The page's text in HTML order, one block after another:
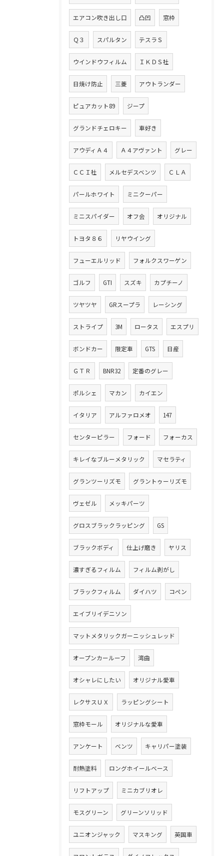
エアコン吹き出し口 凸凹 窓枠
Ｑ３ スパルタン テスラＳ
ウインドウフィルム ＩＫＤＳ社
日焼け防止 三菱 アウトランダー
ピュアカット89 ジープ
グランドチェロキー 車好き
アウディＡ４ Ａ４アヴァント グレー
ＣＣＩ社 メルセデスベンツ ＣＬＡ
パールホワイト ミニクーパー
ミニスパイダー オフ会 オリジナル
トヨタ８６ リヤウイング
フューエルリッド フォルクスワーゲン
ゴルフ GTI スズキ カプチーノ
ツヤツヤ GRスープラ レーシング
ストライプ 3M ロータス エスプリ
ボンドカー 限定車 GTS 日産
ＧＴＲ BNR32 定番のグレー
ポルシェ マカン カイエン
イタリア アルファロメオ 147
センターピラー フォード フォーカス
キレイなブルーメタリック マセラティ
グランツーリズモ グラントゥーリズモ
ヴェゼル メッキパーツ
グロスブラックラッピング GS
ブラックボディ 仕上げ磨き ヤリス
濃すぎるフィルム フィルム剥がし
ブラックフィルム ダイハツ コペン
エイブリイデニソン
マットメタリックガーニッシュレッド
オープンカールーフ 湾曲
オシャレにしたい オリジナル愛車
レクサスＵＸ ラッピングシート
窓枠モール オリジナルな愛車
アンケート ベンツ キャリパー塗装
耐熱塗料 ロングホイールベース
リフトアップ ミニカブリオレ
モスグリーン グリーンソリッド
ユニオンジャック マスキング 英国車